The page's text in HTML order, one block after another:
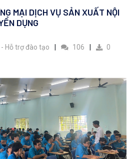
MẠI DỊCH VỤ SẢN XUẤT NỘI
DỤNG
Hỗ trợ đào tạo 106 0